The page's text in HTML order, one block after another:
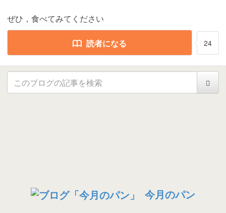
ぜひ，食べてみてください
読者になる 24
今月のパン